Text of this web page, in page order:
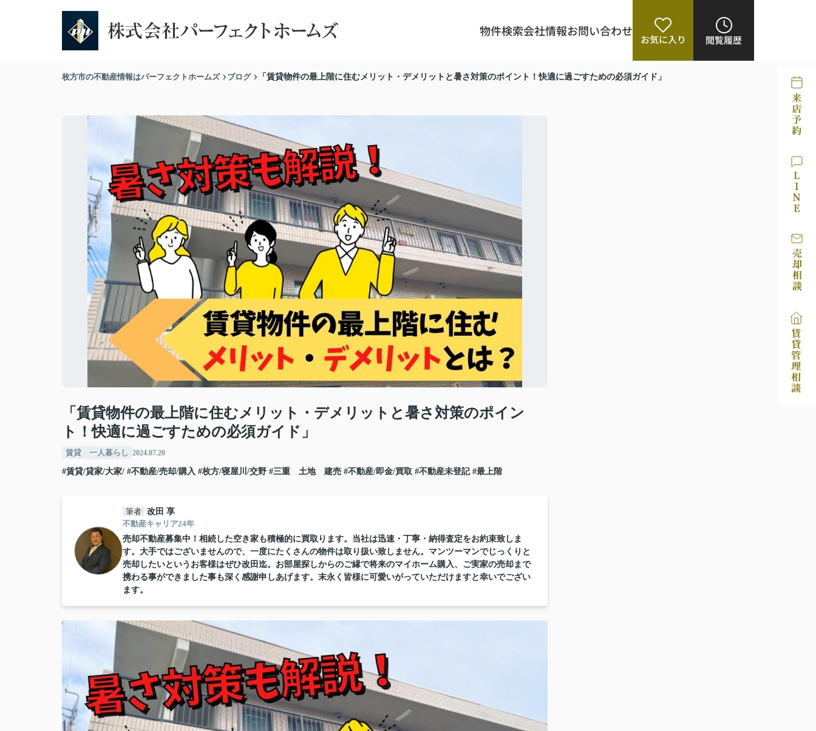
物件検索会社情報お問い合わせ
お気に入り 閲覧履歴
枚方市の不動産情報はパーフェクトホームズ ブログ 「賃貸物件の最上階に住むメリット・デメリットと暑さ対策のポイント！快適に過ごすための必須ガイド」
「賃貸物件の最上階に住むメリット・デメリットと暑さ対策のポイン
ト！快適に過ごすための必須ガイド」
賃貸 一人暮らし 2024.07.20
#賃貸/貸家/大家/ #不動産/売却/購入 #枚方/寝屋川/交野 #三重 土地 建売 #不動産/即金/買取 #不動産未登記 #最上階
筆者 改田 享
不動産キャリア24年
売却不動産募集中！相続した空き家も積極的に買取ります。当社は迅速・丁寧・納得査定をお約束致しま
す。大手ではございませんので、一度にたくさんの物件は取り扱い致しません。マンツーマンでじっくりと
売却したいというお客様はぜひ改田迄。お部屋探しからのご縁で将来のマイホーム購入、ご実家の売却まで
携わる事ができました事も深く感謝申しあげます。末永く皆様に可愛いがっていただけますと幸いでござい
ます。